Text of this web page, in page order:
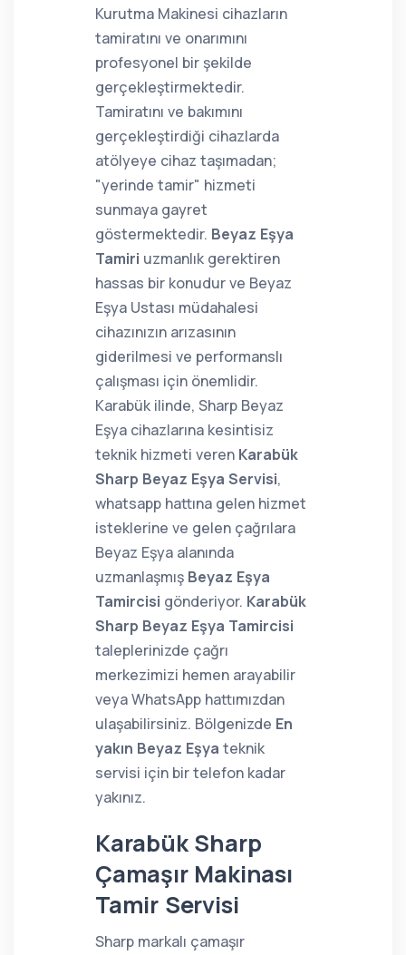
Kurutma Makinesi cihazların
tamiratını ve onarımını
profesyonel bir şekilde
gerçekleştirmektedir.
Tamiratını ve bakımını
gerçekleştirdiği cihazlarda
atölyeye cihaz taşımadan;
"yerinde tamir" hizmeti
sunmaya gayret
göstermektedir. Beyaz Eşya
Tamiri uzmanlık gerektiren
hassas bir konudur ve Beyaz
Eşya Ustası müdahalesi
cihazınızın arızasının
giderilmesi ve performanslı
çalışması için önemlidir.
Karabük ilinde, Sharp Beyaz
Eşya cihazlarına kesintisiz
teknik hizmeti veren Karabük
Sharp Beyaz Eşya Servisi,
whatsapp hattına gelen hizmet
isteklerine ve gelen çağrılara
Beyaz Eşya alanında
uzmanlaşmış Beyaz Eşya
Tamircisi gönderiyor. Karabük
Sharp Beyaz Eşya Tamircisi
taleplerinizde çağrı
merkezimizi hemen arayabilir
veya WhatsApp hattımızdan
ulaşabilirsiniz. Bölgenizde En
yakın Beyaz Eşya teknik
servisi için bir telefon kadar
yakınız.
Karabük Sharp
Çamaşır Makinası
Tamir Servisi
Sharp markalı çamaşır